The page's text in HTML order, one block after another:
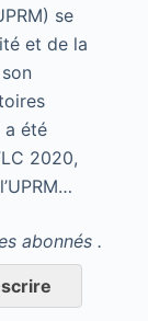
se
et de la
a été
2020,
abonnés .